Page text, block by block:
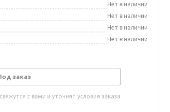
Нет в наличии
Нет в наличии
Нет в наличии
Нет в наличии
заказ
с вами и уточнят условия заказа